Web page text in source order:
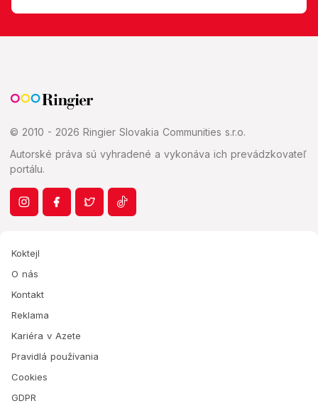
© 2010 - 2026 Ringier Slovakia Communities s.r.o.
Autorské práva sú vyhradené a vykonáva ich prevádzkovateľ
portálu.
Koktejl
O nás
Kontakt
Reklama
Kariéra v Azete
Pravidlá používania
Cookies
GDPR